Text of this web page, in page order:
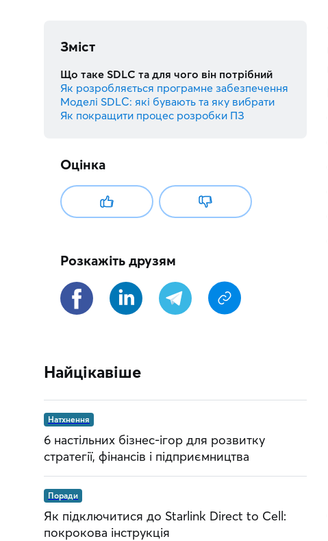
Зміст
Що таке SDLC та для чого він потрібний
Як розробляється програмне забезпечення
Моделі SDLC: які бувають та яку вибрати
Як покращити процес розробки ПЗ
Оцінка
Розкажіть друзям
Найцікавіше
Натхнення
6 настільних бізнес-ігор для розвитку
стратегії, фінансів і підприємництва
Поради
Як підключитися до Starlink Direct to Cell:
покрокова інструкція